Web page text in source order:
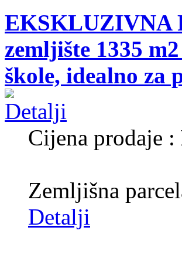
EKSKLUZIVNA
zemljište 1335
škole, idealno za
Cijena prodaje :
Zemljišna
Detalji